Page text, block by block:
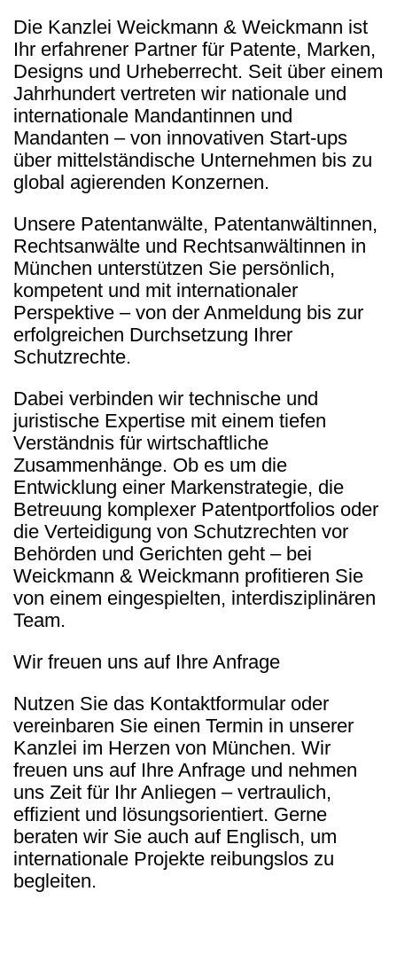
Die Kanzlei Weickmann & Weickmann ist
Ihr erfahrener Partner für Patente, Marken,
Designs und Urheberrecht. Seit über einem
Jahrhundert vertreten wir nationale und
internationale Mandantinnen und
Mandanten – von innovativen Start-ups
über mittelständische Unternehmen bis zu
global agierenden Konzernen.
Unsere Patentanwälte, Patentanwältinnen,
Rechtsanwälte und Rechtsanwältinnen in
München unterstützen Sie persönlich,
kompetent und mit internationaler
Perspektive – von der Anmeldung bis zur
erfolgreichen Durchsetzung Ihrer
Schutzrechte.
Dabei verbinden wir technische und
juristische Expertise mit einem tiefen
Verständnis für wirtschaftliche
Zusammenhänge. Ob es um die
Entwicklung einer Markenstrategie, die
Betreuung komplexer Patentportfolios oder
die Verteidigung von Schutzrechten vor
Behörden und Gerichten geht – bei
Weickmann & Weickmann profitieren Sie
von einem eingespielten, interdisziplinären
Team.
Wir freuen uns auf Ihre Anfrage
Nutzen Sie das Kontaktformular oder
vereinbaren Sie einen Termin in unserer
Kanzlei im Herzen von München. Wir
freuen uns auf Ihre Anfrage und nehmen
uns Zeit für Ihr Anliegen – vertraulich,
effizient und lösungsorientiert. Gerne
beraten wir Sie auch auf Englisch, um
internationale Projekte reibungslos zu
begleiten.